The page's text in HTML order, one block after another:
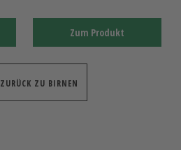
Zum Produkt
ZURÜCK ZU BIRNEN